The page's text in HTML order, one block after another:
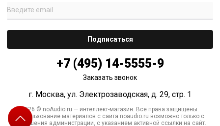
+7 (495) 14-5555-9
Заказать звонок
г. Москва, ул. Электрозаводская, д. 29, стр. 1
2026 © noAudio.ru — интеллект-магазин. Все права защищены.
Использование материалов с сайта noaudio.ru возможно только с
разрешения администрации, с указанием активной ссылки на сайт.